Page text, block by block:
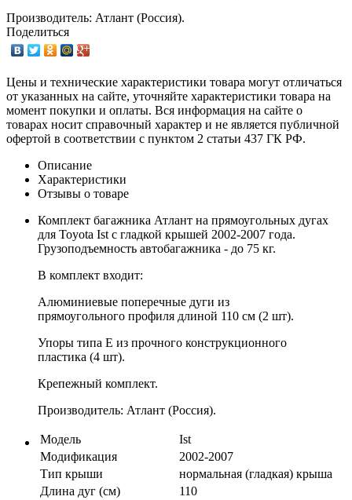
Производитель: Атлант (Россия).
Поделиться
Цены и технические характеристики товара могут отличаться
от указанных на сайте, уточняйте характеристики товара на
момент покупки и оплаты. Вся информация на сайте о
товарах носит справочный характер и не является публичной
офертой в соответствии с пунктом 2 статьи 437 ГК РФ.
Описание
Характеристики
Отзывы о товаре
Комплект багажника Атлант на прямоугольных дугах
для Toyota Ist с гладкой крышей 2002-2007 года.
Грузоподъемность автобагажника - до 75 кг.
В комплект входит:
Алюминиевые поперечные дуги из
прямоугольного профиля длиной 110 см (2 шт).
Упоры типа E из прочного конструкционного
пластика (4 шт).
Крепежный комплект.
Производитель: Атлант (Россия).
Модель
Ist
Модификация
2002-2007
Тип крыши
нормальная (гладкая) крыша
Длина дуг (см)
110